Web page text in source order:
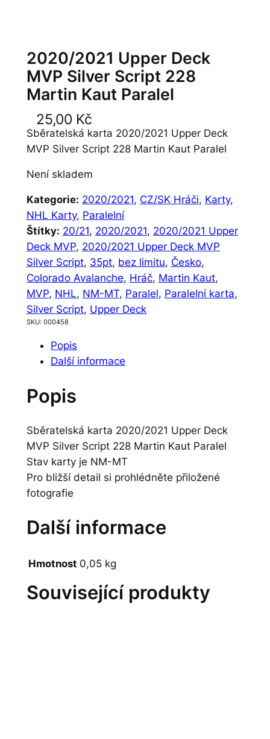
2020/2021 Upper Deck
MVP Silver Script 228
Martin Kaut Paralel
25,00 Kč
Sběratelská karta 2020/2021 Upper Deck
MVP Silver Script 228 Martin Kaut Paralel
Není skladem
Kategorie: 2020/2021, CZ/SK Hráči, Karty
NHL Karty, Paralelní
Štítky: 20/21, 2020/2021, 2020/2021 Upper
Deck MVP, 2020/2021 Upper Deck MVP
Silver Script, 35pt, bez limitu, Česko
Colorado Avalanche, Hráč, Martin Kaut
MVP, NHL, NM-MT, Paralel, Paralelní karta
Silver Script, Upper Deck
SKU: 000458
Popis
Další informace
Popis
Sběratelská karta 2020/2021 Upper Deck
MVP Silver Script 228 Martin Kaut Paralel
Stav karty je NM-MT
Pro bližší detail si prohlédněte přiložené
fotografie
Další informace
Hmotnost 0,05 kg
Související produkty